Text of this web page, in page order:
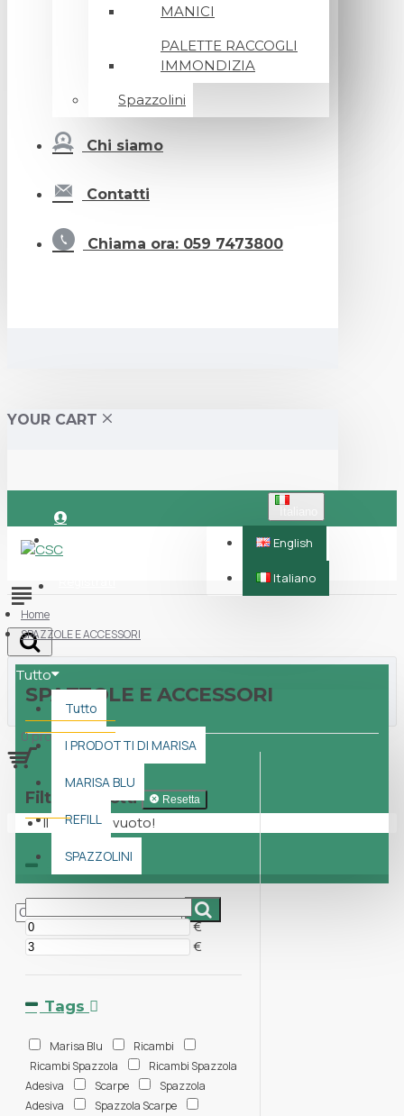
MANICI
PALETTE RACCOGLI
IMMONDIZIA
Spazzolini
Chi siamo
Contatti
Chiama ora: 059 7473800
YOUR CART
English
Italiano
Tutto
Tutto
I PRODOTTI DI MARISA
MARISA BLU
REFILL
SPAZZOLINI
0 prodotti - 0,00€
Il carrello è vuoto!
Home
SPAZZOLE E ACCESSORI
SPAZZOLE E ACCESSORI
Filtra prodotti Resetta
€
€
Tags
Marisa Blu
Ricambi
Ricambi Spazzola
Ricambi Spazzola
Adesiva
Scarpe
Spazzola
Adesiva
Spazzola Scarpe